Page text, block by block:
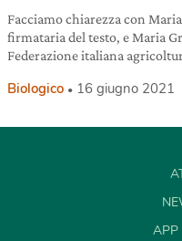
Facciamo chiarezza con
firmataria del testo, e Maria
Federazione italiana
Biologico 16 giugno 2021
APP